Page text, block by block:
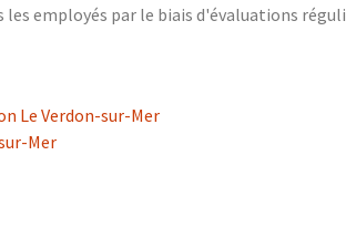
employés par le biais d'évaluations
Le Verdon-sur-Mer
Mer